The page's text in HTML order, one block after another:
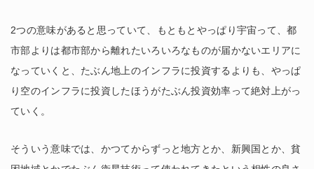
2つの意味があると思っていて、もともとやっぱり宇宙って、都
市部よりは都市部から離れたいろいろなものが届かないエリアに
なっていくと、たぶん地上のインフラに投資するよりも、やっぱ
り空のインフラに投資したほうがたぶん投資効率って絶対上がっ
ていく。
そういう意味では、かつてからずっと地方とか、新興国とか、貧